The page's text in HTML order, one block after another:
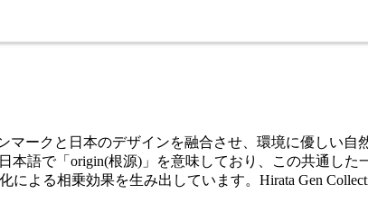
マークと日本のデザインを融合させ、環境に優しい
本語で「origin(根源)」を意味しており、この共通し
よる相乗効果を生み出しています。Hirata Gen